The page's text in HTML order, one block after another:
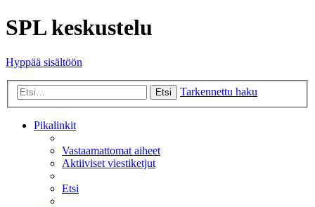
SPL keskustelu
Hyppää sisältöön
Etsi Tarkennettu haku
Pikalinkit
Vastaamattomat aiheet
Aktiiviset viestiketjut
Etsi